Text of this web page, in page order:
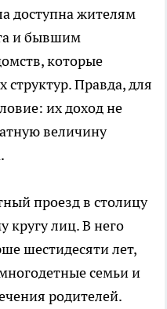
доступна жителям
и бывшим
которые
Правда, для
их доход не
величину
проезд в столицу
кругу лиц. В него
шестидесяти лет,
семьи и
родителей.